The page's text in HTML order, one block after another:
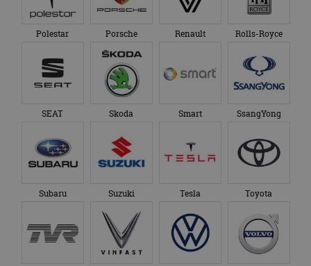
Polestar Porsche Renault Rolls-Royce
SEAT Skoda Smart SsangYong
Subaru Suzuki Tesla Toyota